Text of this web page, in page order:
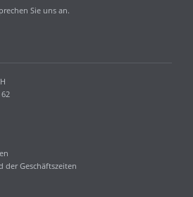
Sie uns an.
der Geschäftszeiten